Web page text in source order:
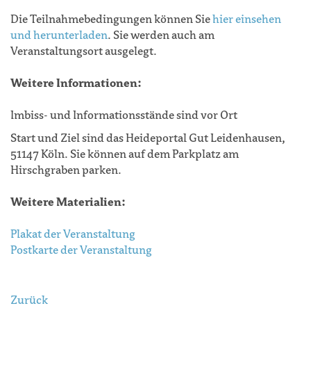
Die Teilnahmebedingungen können Siehier einsehen
und herunterladen. Sie werden auch am
Veranstaltungsort ausgelegt.
Weitere Informationen:
Imbiss- und Informationsstände sind vor Ort
Start und Ziel sind das Heideportal Gut Leidenhausen,
51147 Köln. Sie können auf dem Parkplatz am
Hirschgraben parken.
Weitere Materialien:
Plakat der Veranstaltung
Postkarte der Veranstaltung
Zurück